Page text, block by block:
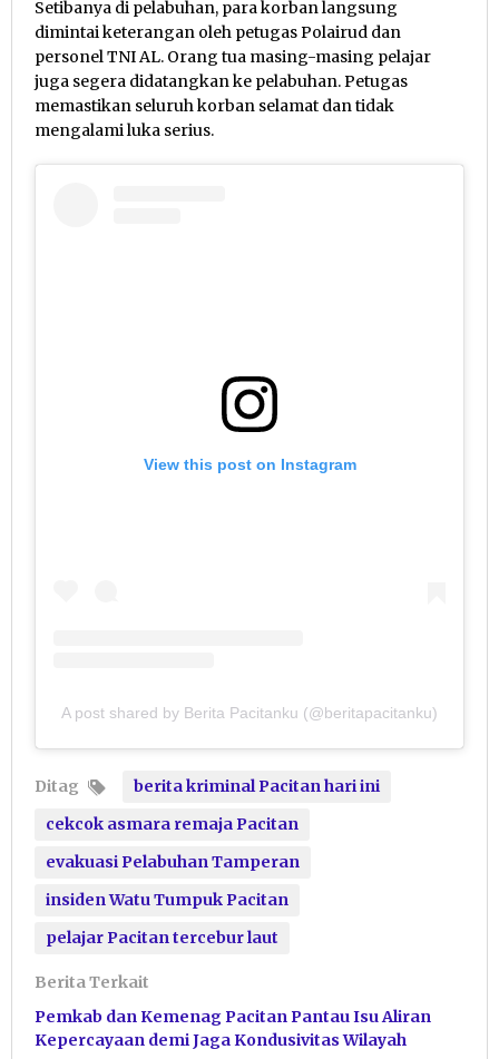
Setibanya di pelabuhan, para korban langsung
dimintai keterangan oleh petugas Polairud dan
personel TNI AL. Orang tua masing-masing pelajar
juga segera didatangkan ke pelabuhan. Petugas
memastikan seluruh korban selamat dan tidak
mengalami luka serius.
View this post on Instagram
A post shared by Berita Pacitanku (@beritapacitanku)
Ditag
berita kriminal Pacitan hari ini
cekcok asmara remaja Pacitan
evakuasi Pelabuhan Tamperan
insiden Watu Tumpuk Pacitan
pelajar Pacitan tercebur laut
Berita Terkait
Pemkab dan Kemenag Pacitan Pantau Isu Aliran
Kepercayaan demi Jaga Kondusivitas Wilayah